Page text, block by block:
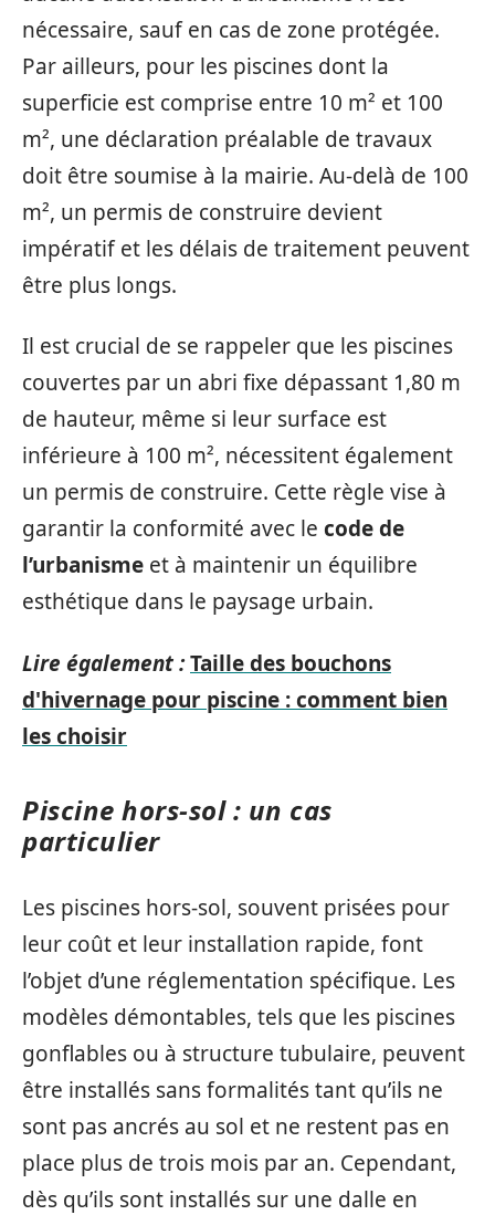
nécessaire, sauf en cas de zone protégée.
Par ailleurs, pour les piscines dont la
superficie est comprise entre 10 m² et 100
m², une déclaration préalable de travaux
doit être soumise à la mairie. Au-delà de 100
m², un permis de construire devient
impératif et les délais de traitement peuvent
être plus longs.
Il est crucial de se rappeler que les piscines
couvertes par un abri fixe dépassant 1,80 m
de hauteur, même si leur surface est
inférieure à 100 m², nécessitent également
un permis de construire. Cette règle vise à
garantir la conformité avec le code de
l’urbanisme et à maintenir un équilibre
esthétique dans le paysage urbain.
Lire également :Taille des bouchons
d'hivernage pour piscine : comment bien
les choisir
Piscine hors-sol : un cas
particulier
Les piscines hors-sol, souvent prisées pour
leur coût et leur installation rapide, font
l’objet d’une réglementation spécifique. Les
modèles démontables, tels que les piscines
gonflables ou à structure tubulaire, peuvent
être installés sans formalités tant qu’ils ne
sont pas ancrés au sol et ne restent pas en
place plus de trois mois par an. Cependant,
dès qu’ils sont installés sur une dalle en